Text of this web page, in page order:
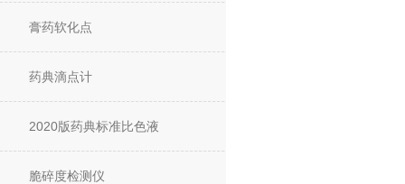
膏药软化点
药典滴点计
2020版药典标准比色液
脆碎度检测仪